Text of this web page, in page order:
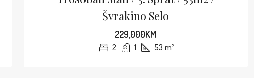
Švrakino Selo
229,000KM
2 1 53 m²